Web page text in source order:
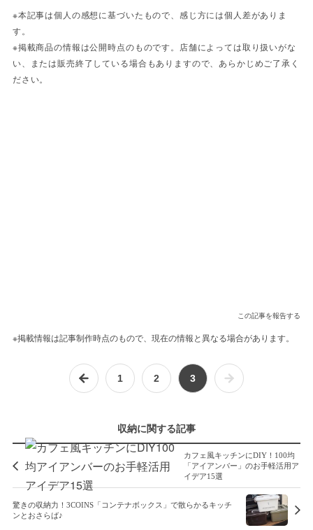
※本記事は個人の感想に基づいたもので、感じ方には個人差がありま
す。
※掲載商品の情報は公開時点のものです。店舗によっては取り扱いがな
い、または販売終了している場合もありますので、あらかじめご了承く
ださい。
この記事を報告する
※掲載情報は記事制作時点のもので、現在の情報と異なる場合があります。
1 2 3
収納に関する記事
カフェ風キッチンにDIY！100均
「アイアンバー」のお手軽活用ア
イデア15選
驚きの収納力！3COINS「コンテナボックス」で散らかるキッチ
ンとおさらば♪